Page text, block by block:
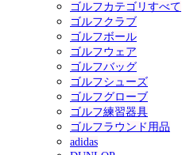
ゴルフカテゴリすべて
ゴルフクラブ
ゴルフボール
ゴルフウェア
ゴルフバッグ
ゴルフシューズ
ゴルフグローブ
ゴルフ練習器具
ゴルフラウンド用品
adidas